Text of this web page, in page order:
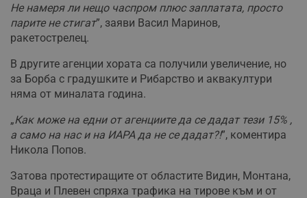
Не намеря ли нещо часпром плюс заплатата, просто
парите не стигат”, заяви Васил Маринов,
ракетострелец.
В другите агенции хората са получили увеличение, но
за Борба с градушките и Рибарство и аквакултури
няма от миналата година.
„Как може на едни от агенциите да се дадат тези 15% ,
а само на нас и на ИАРА да не се дадат?!”, коментира
Никола Попов.
Затова протестиращите от областите Видин, Монтана,
Враца и Плевен спряха трафика на тирове към и от